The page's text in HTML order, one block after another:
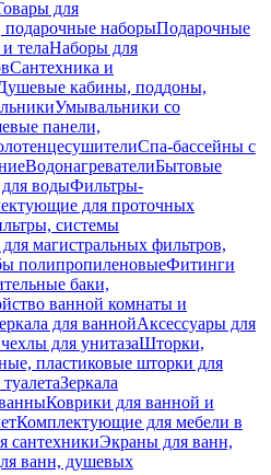
для
подарочные наборыПодарочные
телаНаборы для
Сантехника и
кабины, поддоны,
Умывальники со
панели,
Спа-бассейны с
ВодонагревателиБытовые
водыФильтры-
для проточных
системы
магистральных фильтров,
полипропиленовыеФитинги
баки,
ванной комнаты и
для ваннойАксессуары для
для унитазаШторки,
пластиковые шторки для
Зеркала
Коврики для ванной и
Комплектующие для мебели в
сантехникиЭкраны для ванн,
ванн, душевых